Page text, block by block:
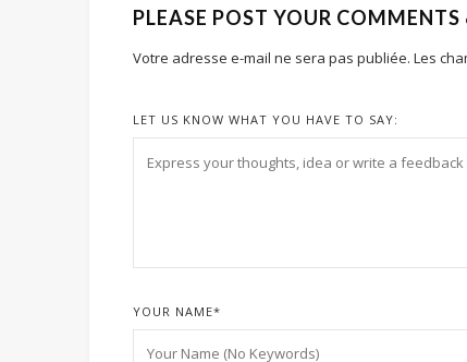
PLEASE POST YOUR COMMENTS
Votre adresse e-mail ne sera pas publiée. Les
LET US KNOW WHAT YOU HAVE TO SAY:
YOUR NAME*